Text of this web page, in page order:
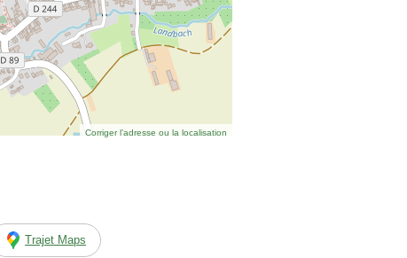
Corriger l’adresse ou la localisation
Trajet Maps